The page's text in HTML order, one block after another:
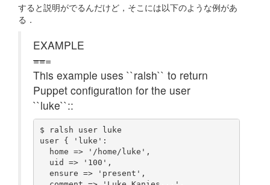
すると説明がでるんだけど，そこには以下のような例があ
る．
EXAMPLE
===
This example uses ``ralsh`` to return
Puppet configuration for the user
``luke``::
$ ralsh user luke
user { 'luke':
  home => '/home/luke',
  uid => '100',
  ensure => 'present',